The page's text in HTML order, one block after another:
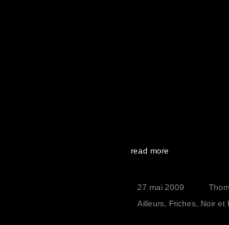
read more
27 mai 2009
Ailleurs Friches Noir et